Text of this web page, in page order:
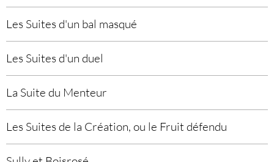
Les Suites d'un bal masqué
Les Suites d'un duel
La Suite du Menteur
Les Suites de la Création, ou le Fruit défendu